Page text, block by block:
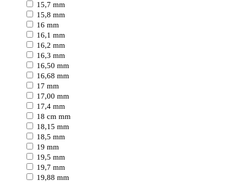
15,7 mm
15,8 mm
16 mm
16,1 mm
16,2 mm
16,3 mm
16,50 mm
16,68 mm
17 mm
17,00 mm
17,4 mm
18 cm mm
18,15 mm
18,5 mm
19 mm
19,5 mm
19,7 mm
19,88 mm